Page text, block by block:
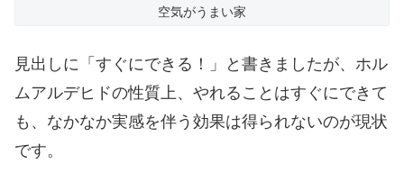
空気がうまい家
見出しに「すぐにできる！」と書きましたが、ホル
ムアルデヒドの性質上、やれることはすぐにできて
も、なかなか実感を伴う効果は得られないのが現状
です。